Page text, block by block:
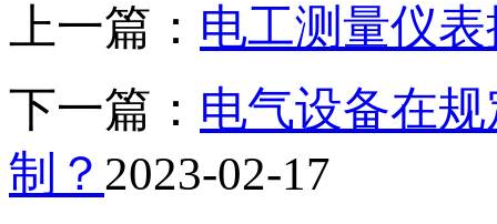
上一篇： 电工测量仪
下一篇： 电气设备在
制？ 2023-02-17